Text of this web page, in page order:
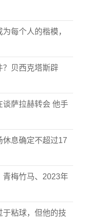
每个人的楷模，
？贝西克塔斯辟
谈萨拉赫转会 他手
息确定不超过17
青梅竹马、2023年
粘球，但他的技